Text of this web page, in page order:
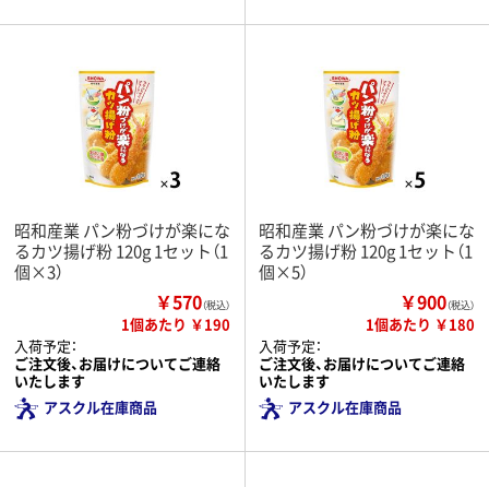
昭和産業 パン粉づけが楽にな
るカツ揚げ粉 120g 1セット（1
個×3）
￥570（税込）
1個あたり ￥190
入荷予定：
ご注文後、お届けについてご連絡
いたします
アスクル在庫商品
昭和産業 パン粉づけが楽にな
るカツ揚げ粉 120g 1セット（1
個×5）
￥900（税込）
1個あたり ￥180
入荷予定：
ご注文後、お届けについてご連絡
いたします
アスクル在庫商品